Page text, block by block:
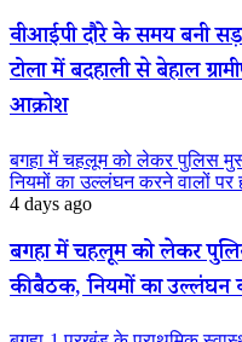
वीआईपी दौरे के समय बनी
टोला में बदहाली से बेहाल
आक्रोश
बगहा में चहलूम को लेकर पुलिस
नियमों का उल्लंघन करने वालों पर
4 days ago
बगहा में चहलूम को लेकर
की बैठक, नियमों का उल्लंघन